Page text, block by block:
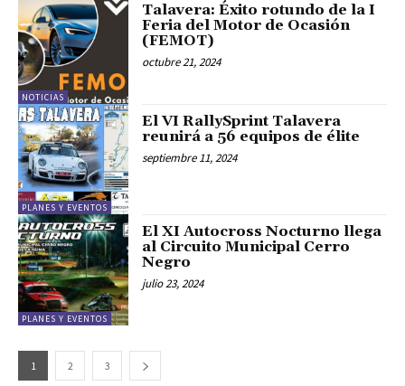
NOTICIAS
Talavera: Éxito rotundo de la I
Feria del Motor de Ocasión
(FEMOT)
octubre 21, 2024
PLANES Y EVENTOS
El VI RallySprint Talavera
reunirá a 56 equipos de élite
septiembre 11, 2024
PLANES Y EVENTOS
El XI Autocross Nocturno llega
al Circuito Municipal Cerro
Negro
julio 23, 2024
1 2 3